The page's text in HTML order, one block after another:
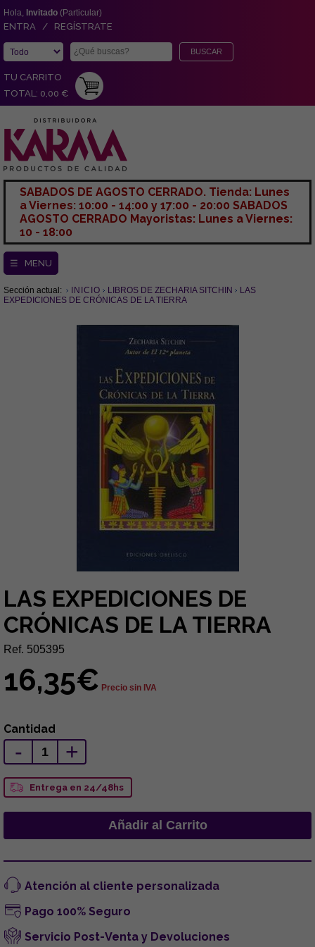
Hola, Invitado (Particular)
ENTRA / REGÍSTRATE
TU CARRITO
TOTAL: 0,00 €
SABADOS DE AGOSTO CERRADO. Tienda: Lunes
a Viernes: 10:00 - 14:00 y 17:00 - 20:00 SABADOS
AGOSTO CERRADO Mayoristas: Lunes a Viernes:
10 - 18:00
☰ MENU
Sección actual: INICIO LIBROS DE ZECHARIA SITCHIN
LAS
EXPEDICIONES DE CRÓNICAS DE LA TIERRA
LAS EXPEDICIONES DE
CRÓNICAS DE LA TIERRA
Ref. 505395
16,35€ Precio sin IVA
Cantidad
- +
Entrega en 24/48hs
Atención al cliente personalizada
Pago 100% Seguro
Servicio Post-Venta y Devoluciones